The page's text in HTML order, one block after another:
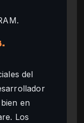
del
en
Los